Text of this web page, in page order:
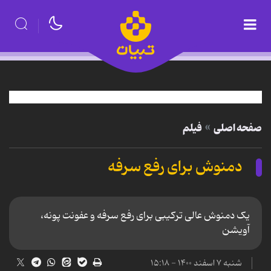
صفحه اصلی فیلم
دمنوش برای رفع سرفه
یک دمنوش عالی ترکیبی برای رفع سرفه و عفونت پونه،
آویشن
شنبه ۷ اسفند ۱۴۰۰ - ۱۵:۱۸